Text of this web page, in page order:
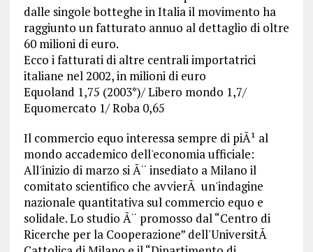
dalle singole botteghe in Italia il movimento ha
raggiunto un fatturato annuo al dettaglio di oltre
60 milioni di euro.
Ecco i fatturati di altre centrali importatrici
italiane nel 2002, in milioni di euro
Equoland 1,75 (2003*)/ Libero mondo 1,7/
Equomercato 1/ Roba 0,65
Il commercio equo interessa sempre di piÃ¹ al
mondo accademico dell'economia ufficiale:
All'inizio di marzo si Ã¨ insediato a Milano il
comitato scientifico che avvierÃ un'indagine
nazionale quantitativa sul commercio equo e
solidale. Lo studio Ã¨ promosso dal “Centro di
Ricerche per la Cooperazione” dell'UniversitÃ